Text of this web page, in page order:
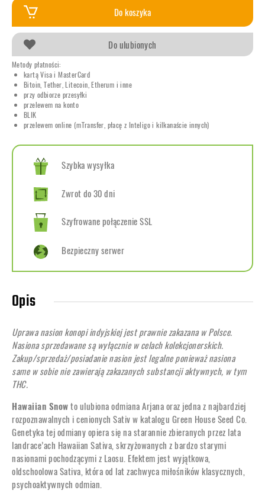
Do koszyka
Do ulubionych
Metody płatności:
kartą Visa i MasterCard
Bitoin, Tether, Litecoin, Etherum i inne
przy odbiorze przesyłki
przelewem na konto
BLIK
przelewem online (mTransfer, płacę z Inteligo i kilkanaście innych)
Szybka wysyłka
Zwrot do 30 dni
Szyfrowane połączenie SSL
Bezpieczny serwer
Opis
Uprawa nasion konopi indyjskiej jest prawnie zakazana w Polsce.
Nasiona sprzedawane są wyłącznie w celach kolekcjonerskich.
Zakup/sprzedaż/posiadanie nasion jest legalne ponieważ nasiona
same w sobie nie zawierają zakazanych substancji aktywnych, w tym
THC.
Hawaiian Snowto ulubiona odmiana Arjana oraz jedna z najbardziej
rozpoznawalnych i cenionych Sativ w katalogu Green House Seed Co.
Genetyka tej odmiany opiera się na starannie zbieranych przez lata
landrace’ach Hawaiian Sativa, skrzyżowanych z bardzo starymi
nasionami pochodzącymi z Laosu. Efektem jest wyjątkowa,
oldschoolowa Sativa, która od lat zachwyca miłośników klasycznych,
psychoaktywnych odmian.